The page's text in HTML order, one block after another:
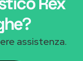
?
assistenza.